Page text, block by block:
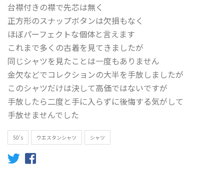
台襟付きの襟で先芯は無く
正方形のスナップボタンは欠損もなく
ほぼパーフェクトな個体と言えます
これまで多くの古着を見てきましたが
同じシャツを見たことは一度もありません
金欠などでコレクションの大半を手放しましたが
このシャツだけは決して高価ではないですが
手放したら二度と手に入らずに後悔する気がして
手放せませんでした
50's ウエスタンシャツ シャツ